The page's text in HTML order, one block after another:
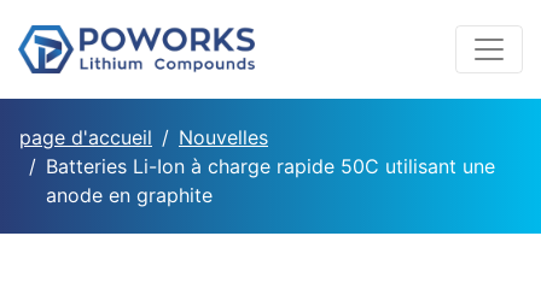
page d'accueil
Nouvelles
Batteries Li-Ion à charge rapide 50C utilisant une
anode en graphite